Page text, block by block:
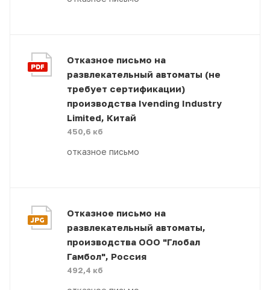
Отказное письмо на
развлекательный автоматы (не
требует сертификации)
производства Ivending Industry
Limited, Китай
450,6 кб
отказное письмо
Отказное письмо на
развлекательный автоматы,
производства ООО "Глобал
Гамбол", Россия
492,4 кб